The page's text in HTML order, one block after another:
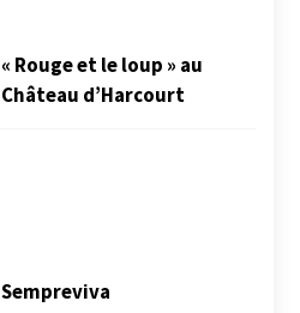
« Rouge et le loup » au
Château d’Harcourt
Sempreviva